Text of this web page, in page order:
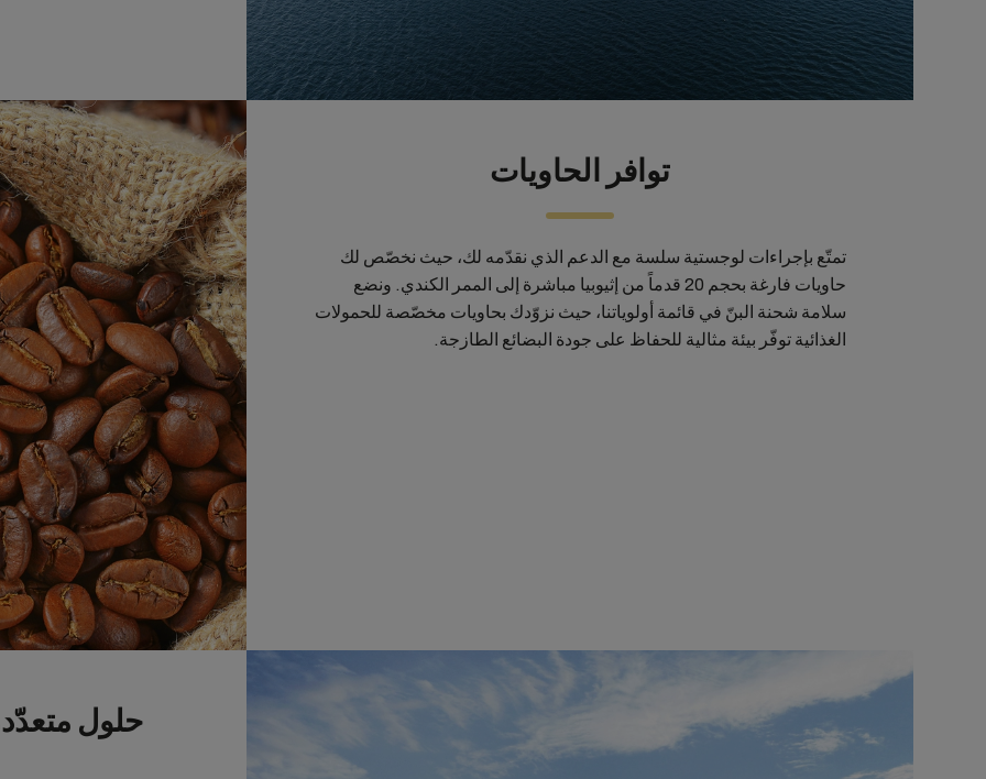
توافر الحاويات
تمتّع بإجراءات لوجستية سلسة مع الدعم الذي نقدّمه لك، حيث نخصّص لك
حاويات فارغة بحجم 20 قدماً من إثيوبيا مباشرة إلى الممر الكندي. ونضع
سلامة شحنة البنّ في قائمة أولوياتنا، حيث نزوّدك بحاويات مخصّصة للحمولات
الغذائية توفّر بيئة مثالية للحفاظ على جودة البضائع الطازجة.
حلول